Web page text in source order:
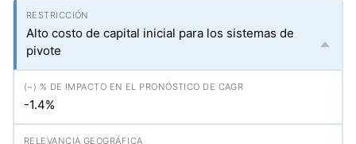
Alto costo de capital inicial para los sistemas de
pivote
-1.4%